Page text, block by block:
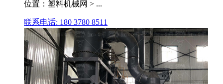
位置：塑料机械网 > ...
联系电话: 180 3780 8511